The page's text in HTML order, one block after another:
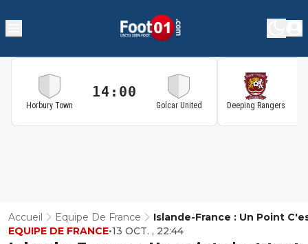
Horbury Town
14:00
Golcar United Deeping Rangers
Accueil Equipe De France
Islande-France : Un Point
Tout
EQUIPE DE FRANCE•13 OCT. , 22:44